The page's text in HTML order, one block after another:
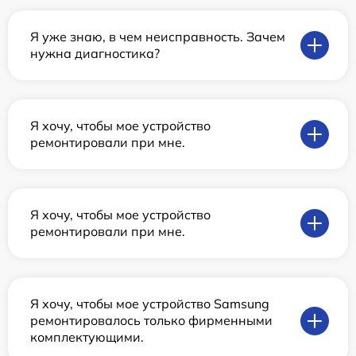
Я уже знаю, в чем неисправность. Зачем
нужна диагностика?
Я хочу, чтобы мое устройство
ремонтировали при мне.
Я хочу, чтобы мое устройство
ремонтировали при мне.
Я хочу, чтобы мое устройство Samsung
ремонтировалось только фирменными
комплектующими.